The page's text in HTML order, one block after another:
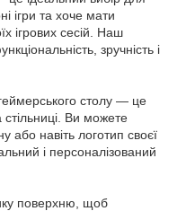
ігри та хоче мати
ігрових сесій. Наш
зручність і
столу — це
Ви можете
або навіть логотип своєї
і персоналізований
поверхню, щоб